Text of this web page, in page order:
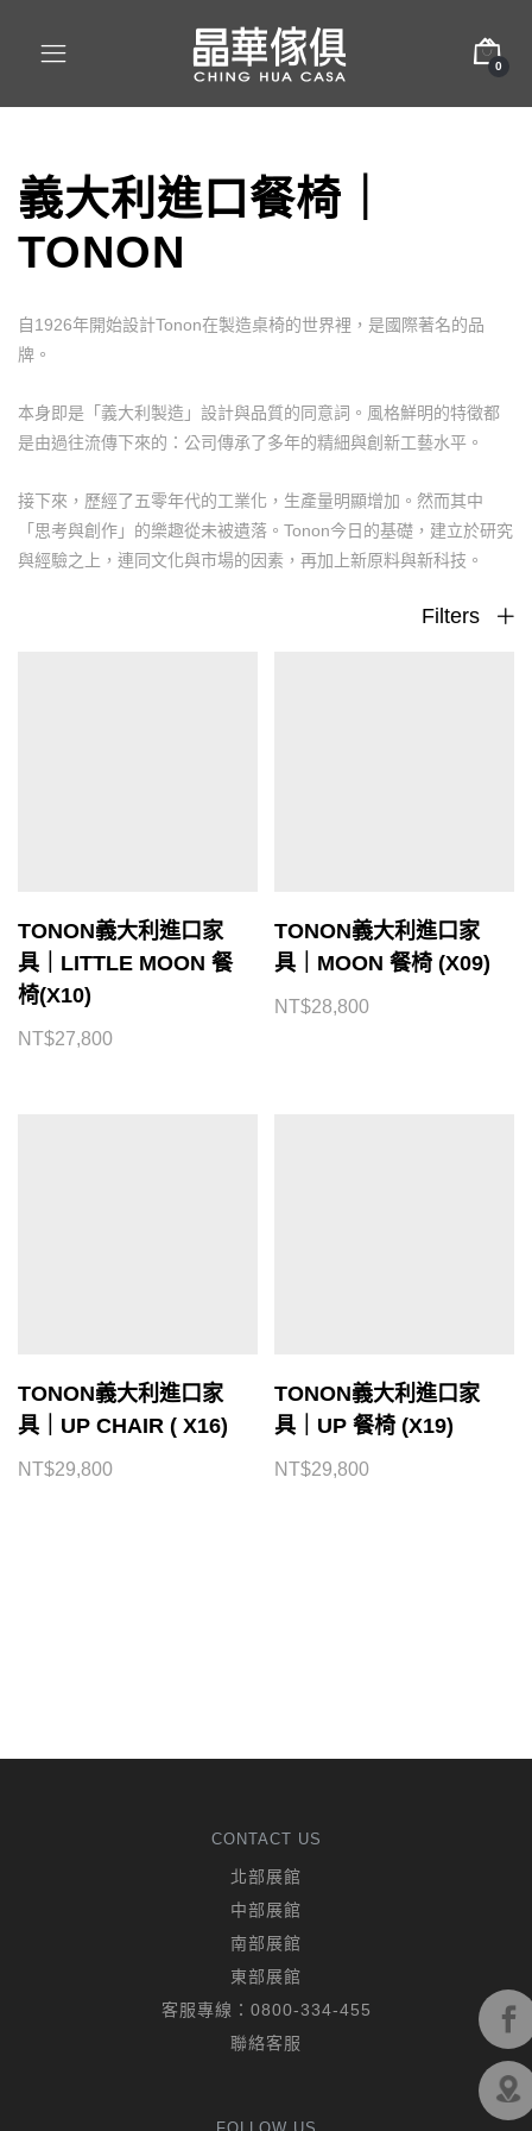
0
義大利進口餐椅｜
TONON
自1926年開始設計Tonon在製造桌椅的世界裡，是國際著名的品
牌。
本身即是「義大利製造」設計與品質的同意詞。風格鮮明的特徵都
是由過往流傳下來的：公司傳承了多年的精細與創新工藝水平。
接下來，歷經了五零年代的工業化，生產量明顯增加。然而其中
「思考與創作」的樂趣從未被遺落。Tonon今日的基礎，建立於研究
與經驗之上，連同文化與市場的因素，再加上新原料與新科技。
Filters
TONON義大利進口家
具｜LITTLE MOON 餐
椅(X10)
NT$27,800
TONON義大利進口家
具｜MOON 餐椅 (X09)
NT$28,800
TONON義大利進口家
具｜UP CHAIR ( X16)
NT$29,800
TONON義大利進口家
具｜UP 餐椅 (X19)
NT$29,800
CONTACT US
北部展館
中部展館
南部展館
東部展館
客服專線： 0800-334-455
聯絡客服